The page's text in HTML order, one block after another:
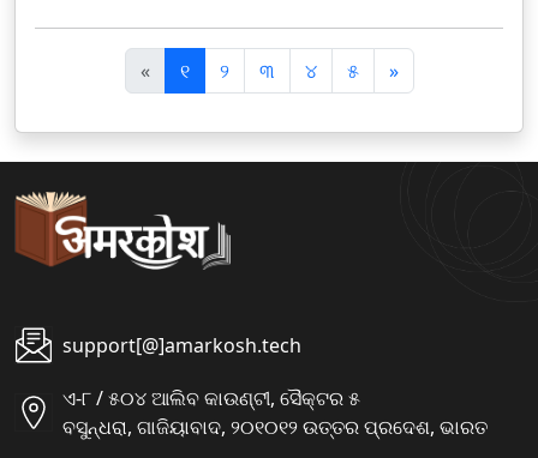
«पि
छ
ला
୧ ୨ ୩ ୪ ୫ »अ
ग
ला
support[@]amarkosh.tech
ଏ-୮ / ୫୦୪ ଆଲିବ କାଉଣ୍ଟୀ, ସୈକ୍ଟର ୫
ବସୁନ୍ଧରା, ଗାଜିୟାବାଦ, ୨୦୧୦୧୨ ଉତ୍ତର ପ୍ରଦେଶ, ଭାରତ